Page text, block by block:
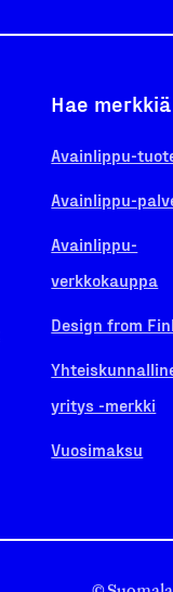
Hae merkkiä
Avainlippu-
Avainlippu-
Avainlippu-
verkkokauppa
Design from
yritys -merkki
Vuosimaksu